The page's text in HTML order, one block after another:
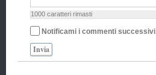
1000 caratteri rimasti
Notificami i commenti successivi
Invia